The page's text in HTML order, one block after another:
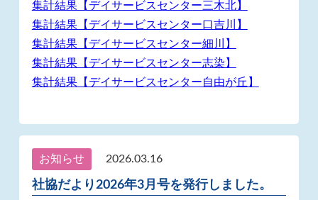
集計結果【デイサービスセンター三木北】
集計結果【デイサービスセンター口吉川】
集計結果【デイサービスセンター細川】
集計結果【デイサービスセンター志染】
集計結果【デイサービスセンター自由が丘】
お知らせ 2026.03.16
社協だより2026年3月号を発行しました。